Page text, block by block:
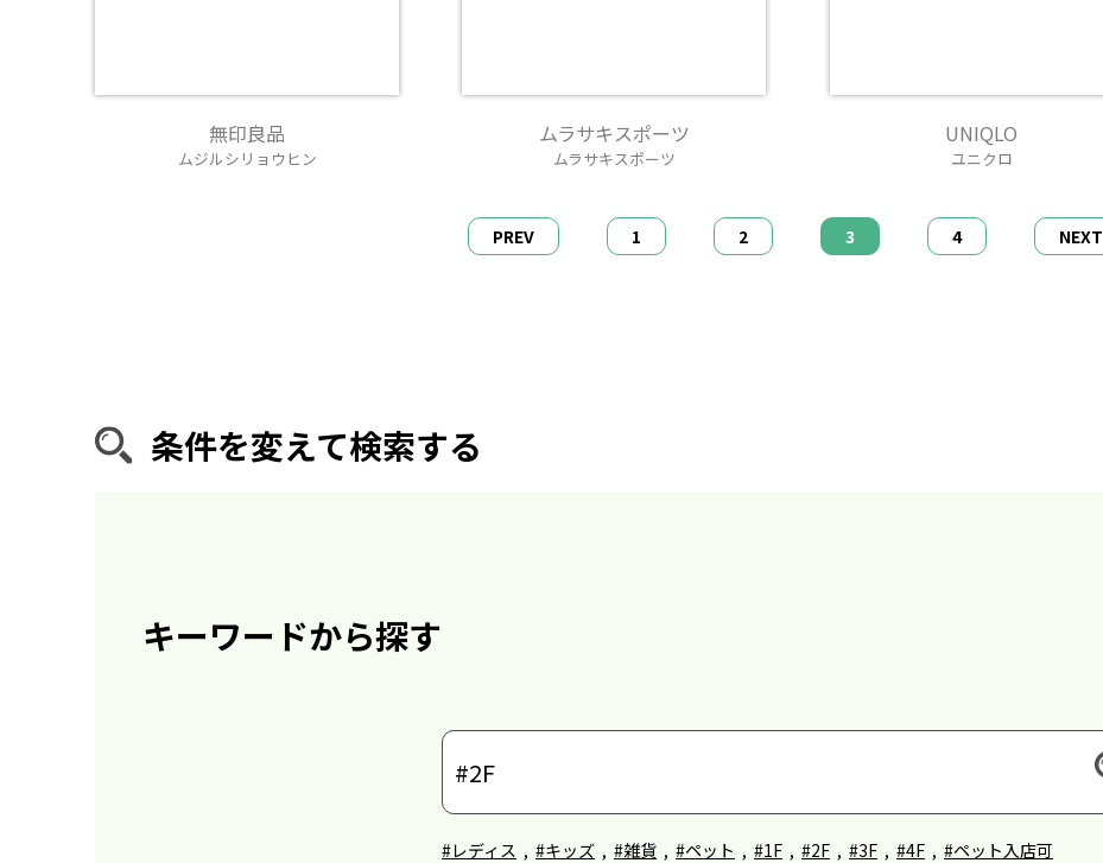
無印良品
ムジルシリョウヒン
ムラサキスポーツ
ムラサキスポーツ
UNIQLO
ユニクロ
PREV 1 2 3 4 NEXT
条件を変えて検索する
キーワードから探す
#レディス , #キッズ , #雑貨 , #ペット , #1F , #2F , #3F , #4F , #ペット入店可